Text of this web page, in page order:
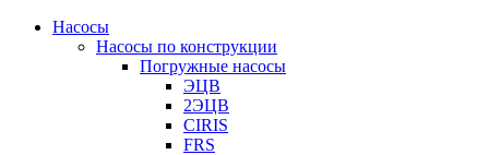
Насосы
Насосы по конструкции
Погружные насосы
ЭЦВ
2ЭЦВ
CIRIS
FRS